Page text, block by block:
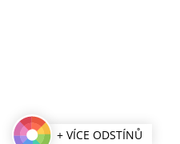
+ VÍCE ODSTÍNŮ